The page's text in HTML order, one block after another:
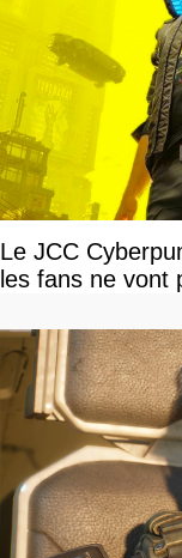
Le JCC
les fans ne vont